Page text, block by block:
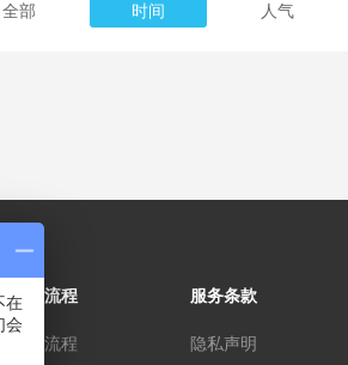
全部 时间 人气
操作流程
注册流程
服务条款
隐私声明
在
会